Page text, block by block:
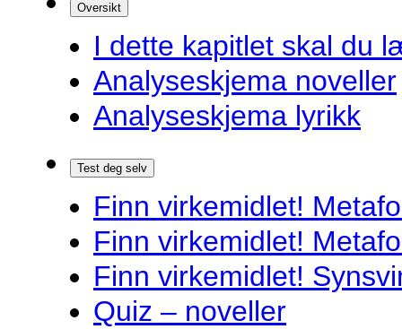
Oversikt
I dette kapitlet skal du
Analyseskjema noveller
Analyseskjema lyrikk
Test deg selv
Finn virkemidlet!
Finn virkemidlet!
Finn virkemidlet!
Quiz – noveller